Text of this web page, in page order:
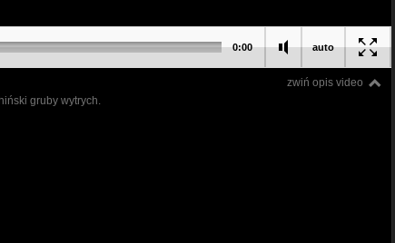
auto
0:00
zwiń opis video
gruby wytrych.